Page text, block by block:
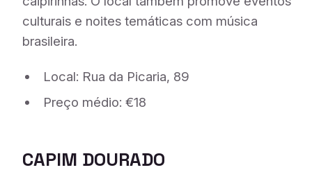
culturais e noites temáticas com música
brasileira.
Local: Rua da Picaria, 89
Preço médio: €18
CAPIM DOURADO